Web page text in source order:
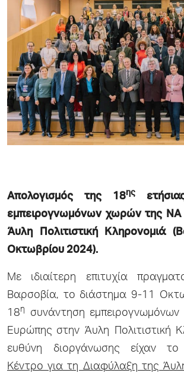
Απολογισμός της 18ης
εμπειρογνωμόνων χωρών της
Άυλη Πολιτιστική Κληρονομιά
Οκτωβρίου 2024).
Με ιδιαίτερη επιτυχία
Βαρσοβία, το διάστημα 9-11
18η
συνάντηση
Ευρώπης στην Άυλη Πολιτιστική
ευθύνη διοργάνωσης είχαν το
Κέντρο για τη Διαφύλαξη της